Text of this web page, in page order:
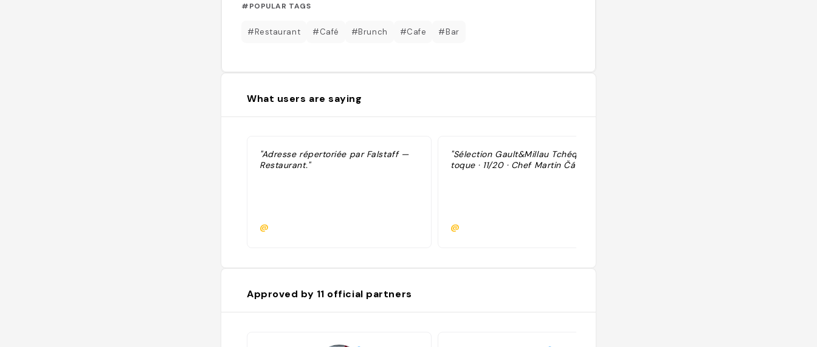
#POPULAR TAGS
#Restaurant #Café #Brunch #Cafe #Bar
What users are saying
"Adresse répertoriée par Falstaff —
Restaurant."
@
"Sélection Gault&Millau Tchéquie · 1
toque · 11/20 · Chef Martin Čáslavka."
@
Approved by 11 official partners